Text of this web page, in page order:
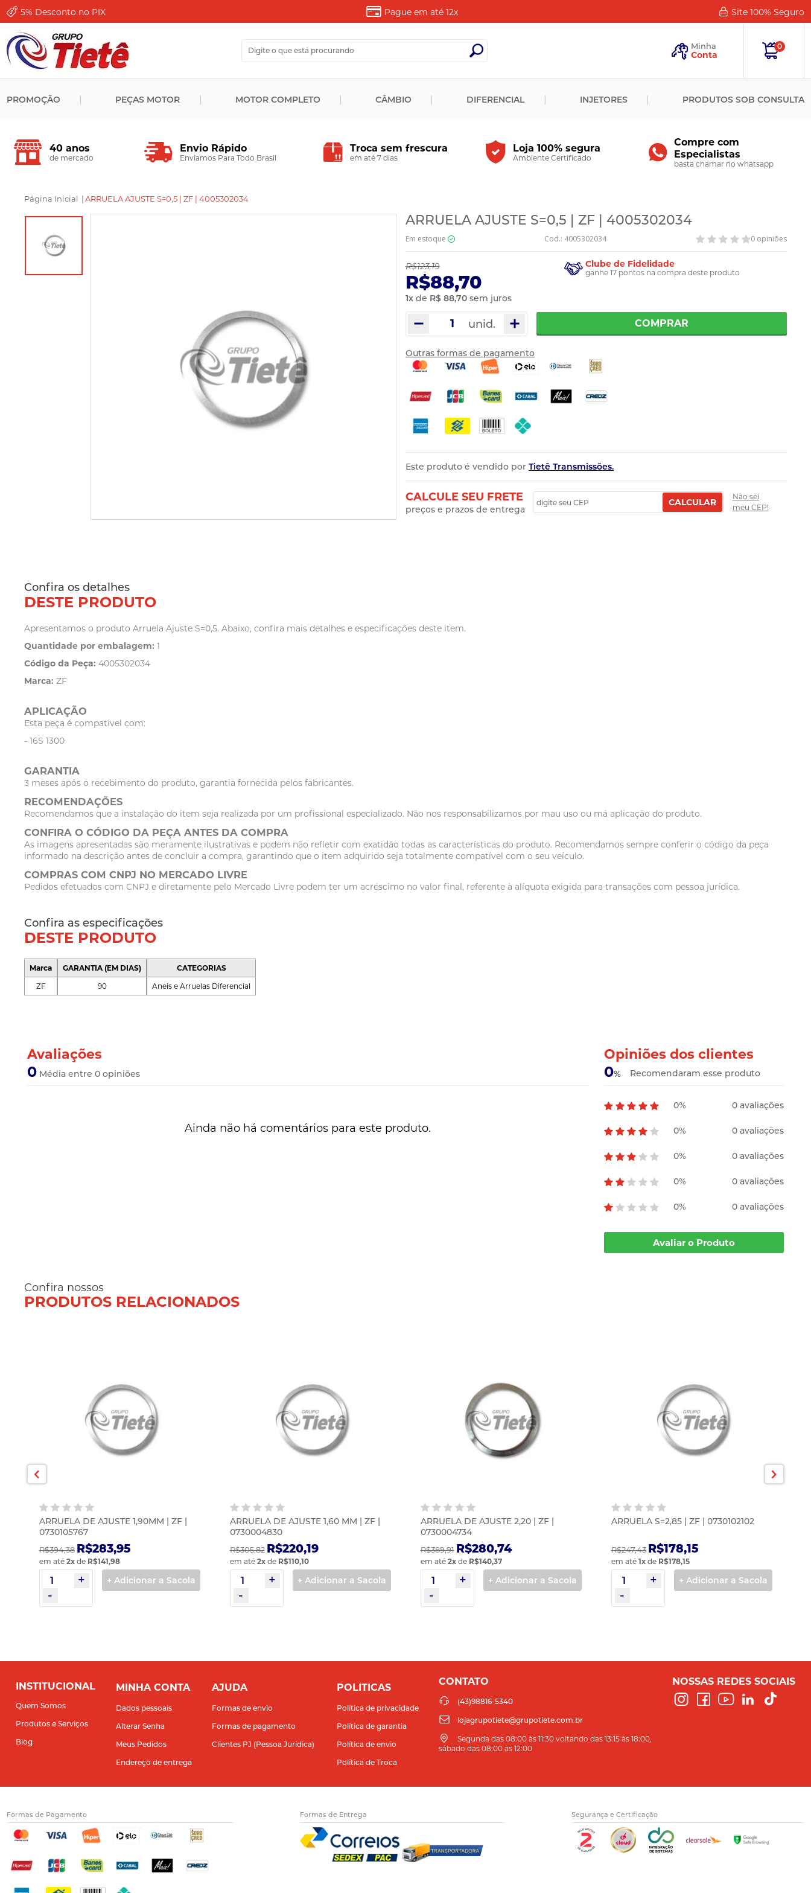
5% Desconto no PIX Pague em até 12x Site 100% Seguro
Minha
Conta
Senha?
Novo
CADASTRAR
0
PROMOÇÃO PEÇAS MOTOR MOTOR COMPLETO CÂMBIO DIFERENCIAL INJETORES PRODUTOS SOB CONSULTA
40 anos
de mercado
Envio Rápido
Enviamos Para Todo Brasil
Troca sem frescura
em até 7 dias
Loja 100% segura
Ambiente Certificado
Compre com
Especialistas
basta chamar no whatsapp
Página Inicial |ARRUELA AJUSTE S=0,5 | ZF | 4005302034
ARRUELA AJUSTE S=0,5 | ZF | 4005302034
Em estoque Cod.: 4005302034 0 opiniões
R$123,19
R$88,70
1x de R$ 88,70 sem juros
Clube de Fidelidade
ganhe 17 pontos na compra deste produto
unid. COMPRAR
Outras formas de pagamento
Este produto é vendido por Tietê Transmissões.
CALCULE SEU FRETE
preços e prazos de entrega
CALCULAR
Não sei
meu CEP!
Confira os detalhes
DESTE PRODUTO
Apresentamos o produto Arruela Ajuste S=0,5. Abaixo, confira mais detalhes e especificações deste item.
Quantidade por embalagem: 1
Código da Peça: 4005302034
Marca: ZF
APLICAÇÃO
Esta peça é compatível com:
- 16S 1300
GARANTIA
3 meses após o recebimento do produto, garantia fornecida pelos fabricantes.
RECOMENDAÇÕES
Recomendamos que a instalação do item seja realizada por um profissional especializado. Não nos responsabilizamos por mau uso ou má aplicação do produto.
CONFIRA O CÓDIGO DA PEÇA ANTES DA COMPRA
As imagens apresentadas são meramente ilustrativas e podem não refletir com exatidão todas as características do produto. Recomendamos sempre conferir o código da peça
informado na descrição antes de concluir a compra, garantindo que o item adquirido seja totalmente compatível com o seu veículo.
COMPRAS COM CNPJ NO MERCADO LIVRE
Pedidos efetuados com CNPJ e diretamente pelo Mercado Livre podem ter um acréscimo no valor final, referente à alíquota exigida para transações com pessoa jurídica.
Confira as especificações
DESTE PRODUTO
Marca
ZF
GARANTIA (EM DIAS)
90
CATEGORIAS
Aneis e Arruelas Diferencial
Avaliações
0 Média entre 0 opiniões
Ainda não há comentários para este produto.
Opiniões dos clientes
0% Recomendaram esse produto
0% 0 avaliações
0% 0 avaliações
0% 0 avaliações
0% 0 avaliações
0% 0 avaliações
Avaliar o Produto
Confira nossos
PRODUTOS RELACIONADOS
ARRUELA DE AJUSTE 1,90MM | ZF |
0730105767
R$394,38 R$283,95
em até 2xde R$141,98
+ Adicionar a Sacola
ARRUELA DE AJUSTE 1,60 MM | ZF |
0730004830
R$305,82 R$220,19
em até 2xde R$110,10
+ Adicionar a Sacola
ARRUELA DE AJUSTE 2,20 | ZF |
0730004734
R$389,91 R$280,74
em até 2xde R$140,37
+ Adicionar a Sacola
ARRUELA S=2,85 | ZF | 0730102102
R$247,43 R$178,15
em até 1xde R$178,15
+ Adicionar a Sacola
INSTITUCIONAL
Quem Somos
Produtos e Serviços
Blog
MINHA CONTA
Dados pessoais
Alterar Senha
Meus Pedidos
Endereço de entrega
AJUDA
Formas de envio
Formas de pagamento
Clientes PJ (Pessoa Jurídica)
POLITICAS
Política de privacidade
Política de garantia
Política de envio
Política de Troca
CONTATO
(43)98816-5340
lojagrupotiete@grupotiete.com.br
Segunda das 08:00 às 11:30 voltando das 13:15 às 18:00,
sábado das 08:00 às 12:00
NOSSAS REDES SOCIAIS
Formas de Pagamento Formas de Entrega Segurança e Certificação